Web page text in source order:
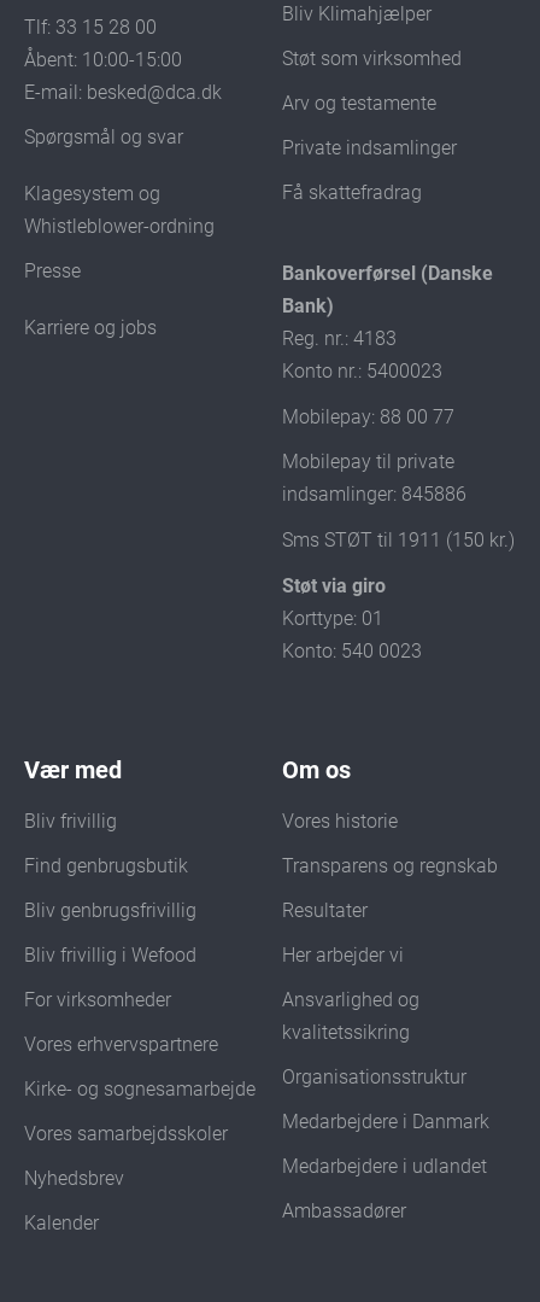
Tlf: 33 15 28 00
Åbent: 10:00-15:00
E-mail: besked@dca.dk
Spørgsmål og svar
Klagesystem og
Whistleblower-ordning
Presse
Karriere og jobs
Bliv Klimahjælper
Støt som virksomhed
Arv og testamente
Private indsamlinger
Få skattefradrag
Bankoverførsel (Danske
Bank)
Reg. nr.: 4183
Konto nr.: 5400023
Mobilepay: 88 00 77
Mobilepay til private
indsamlinger: 845886
Sms STØT til 1911 (150 kr.)
Støt via giro
Korttype: 01
Konto: 540 0023
Vær med
Bliv frivillig
Find genbrugsbutik
Bliv genbrugsfrivillig
Bliv frivillig i Wefood
For virksomheder
Vores erhvervspartnere
Kirke- og sognesamarbejde
Vores samarbejdsskoler
Nyhedsbrev
Kalender
Om os
Vores historie
Transparens og regnskab
Resultater
Her arbejder vi
Ansvarlighed og
kvalitetssikring
Organisationsstruktur
Medarbejdere i Danmark
Medarbejdere i udlandet
Ambassadører